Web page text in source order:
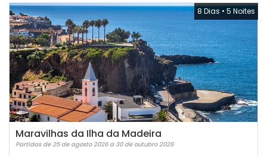
8 Dias • 5 Noites
Maravilhas da Ilha da Madeira
Partidas de 25 de agosto 2026 a 30 de outubro 2026